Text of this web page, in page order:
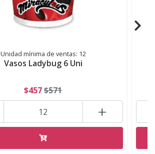
Unidad mínima de ventas: 12
Vasos Ladybug 6 Uni
$457$571
+